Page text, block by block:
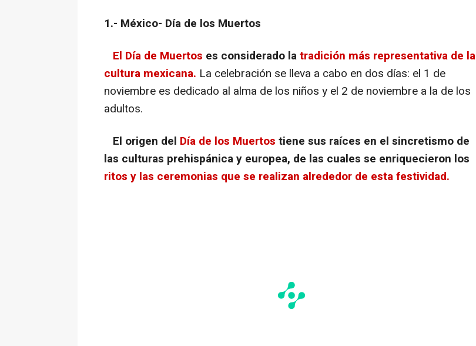
1.- México- Día de los Muertos
El Día de Muertos es considerado latradición más representativa de la
cultura mexicana. La celebración se lleva a cabo en dos días: el 1 de
noviembre es dedicado al alma de los niños y el 2 de noviembre a la de los
adultos.
El origen del Día de los Muertos tiene sus raíces en el sincretismo de
las culturas prehispánica y europea, de las cuales se enriquecieron los
ritos y las ceremonias que se realizan alrededor de esta festividad.